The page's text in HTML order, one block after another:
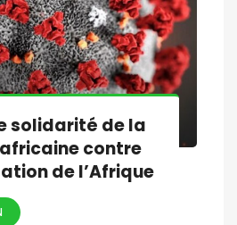
solidarité de la
contre
de l’Afrique